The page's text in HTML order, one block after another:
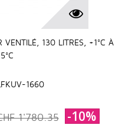
VENTILÉ, 130 LITRES, +1°C À
1660
1'780.35 -10%